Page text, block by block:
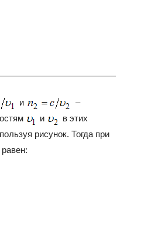
и
–
и
в этих
рисунок. Тогда при